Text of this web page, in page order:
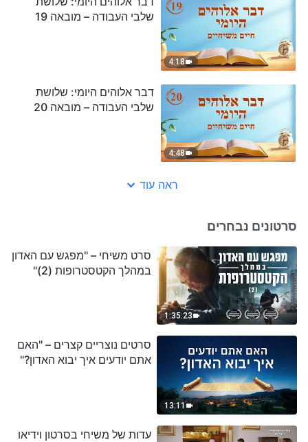
4:18
שלבי העבודה – מובאה 19
4:48
דבר אלוהים היומי: שלושת
שלבי העבודה – מובאה 20
ראה עוד
סרטונים נבחרים
1:35:23
סרט משיחי – "מפגש עם האדון
במהלך הקטסטרופות (2)"
13:11
סרטים נוצריים קצרים – "האם
אתם יודעים איך יבוא האדון?"
עדות של משיחי בסרטון וידיאו